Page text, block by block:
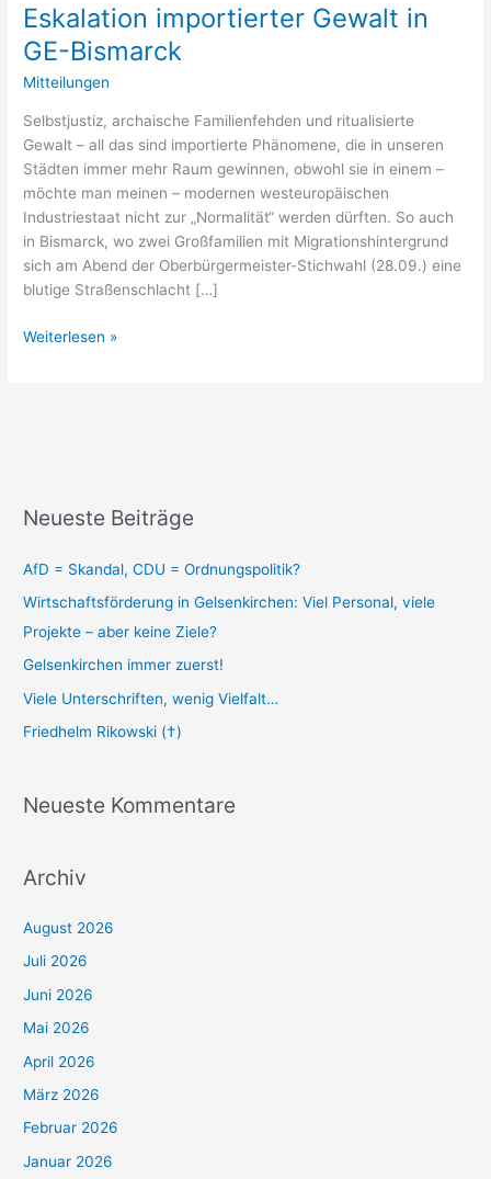
Eskalation importierter Gewalt in
GE-Bismarck
Mitteilungen
Selbstjustiz, archaische Familienfehden und ritualisierte
Gewalt – all das sind importierte Phänomene, die in unseren
Städten immer mehr Raum gewinnen, obwohl sie in einem –
möchte man meinen – modernen westeuropäischen
Industriestaat nicht zur „Normalität“ werden dürften. So auch
in Bismarck, wo zwei Großfamilien mit Migrationshintergrund
sich am Abend der Oberbürgermeister-Stichwahl (28.09.) eine
blutige Straßenschlacht […]
Weiterlesen »
Neueste Beiträge
AfD = Skandal, CDU = Ordnungspolitik?
Wirtschaftsförderung in Gelsenkirchen: Viel Personal, viele
Projekte – aber keine Ziele?
Gelsenkirchen immer zuerst!
Viele Unterschriften, wenig Vielfalt…
Friedhelm Rikowski (†)
Neueste Kommentare
Archiv
August 2026
Juli 2026
Juni 2026
Mai 2026
April 2026
März 2026
Februar 2026
Januar 2026